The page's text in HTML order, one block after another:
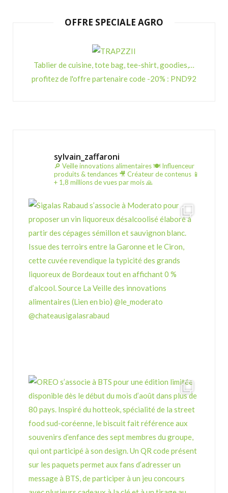
OFFRE SPECIALE AGRO
Tablier de cuisine, tote bag, tee-shirt, goodies,…
profitez de l'offre partenaire code -20% : PND92
sylvain_zaffaroni
🔎 Veille innovations alimentaires🍽️ Influenceur
produits & tendances 🎥 Créateur de contenus 📱
+ 1,8 millions de vues par mois 🙏